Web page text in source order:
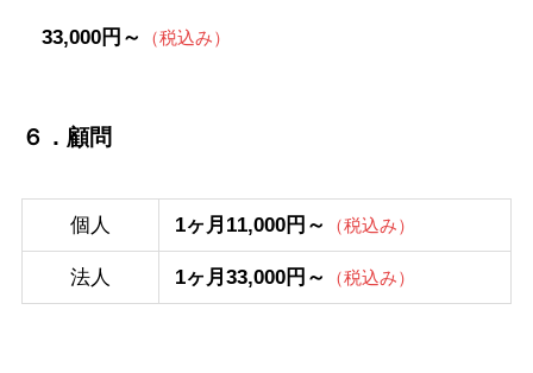
33,000円～ （税込み）
６．顧問
個人 1ヶ月11,000円～ （税込み）
法人 1ヶ月33,000円～ （税込み）